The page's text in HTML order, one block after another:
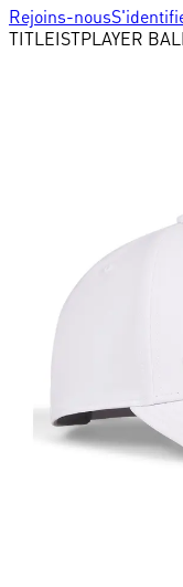
Rejoins-nous
TITLEISTPLAYER